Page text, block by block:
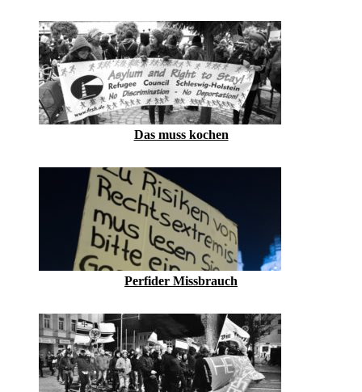
Das muss kochen
Perfider Missbrauch